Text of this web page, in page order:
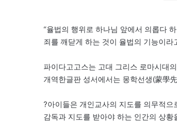
“율법의 행위로 하나님 앞에서 의롭다
죄를 깨닫게 하는 것이 율법의 기능이
파이다고고스는 고대 그리스 로마시대
개역한글판 성서에서는 몽학선생(蒙學
?아이들은 개인교사의 지도를 의무적
감독과 지도를 받아야 하는 인간의 상